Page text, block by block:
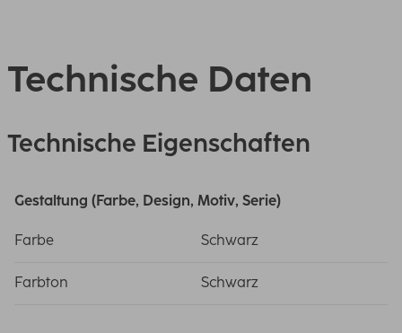
Technische Daten
Technische Eigenschaften
Gestaltung (Farbe, Design, Motiv, Serie)
Farbe Schwarz
Farbton Schwarz